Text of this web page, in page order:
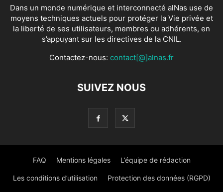
Dans un monde numérique et interconnecté alNas use de
moyens techniques actuels pour protéger la Vie privée et
la liberté de ses utilisateurs, membres ou adhérents, en
s’appuyant sur les directives de la CNIL.
Contactez-nous: contact[@]alnas.fr
SUIVEZ NOUS
FAQ Mentions légales L’équipe de rédaction
Les conditions d’utilisation Protection des données (RGPD)